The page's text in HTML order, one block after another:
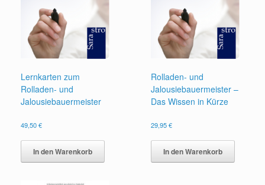
Lernkarten zum
Rolladen- und
Jalousiebauermeister
49,50€
In den Warenkorb
Rolladen- und
Jalousiebauermeister –
Das Wissen in Kürze
29,95€
In den Warenkorb